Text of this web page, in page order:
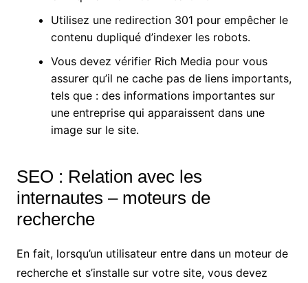
Utilisez une redirection 301 pour empêcher le
contenu dupliqué d’indexer les robots.
Vous devez vérifier Rich Media pour vous
assurer qu’il ne cache pas de liens importants,
tels que : des informations importantes sur
une entreprise qui apparaissent dans une
image sur le site.
SEO : Relation avec les
internautes – moteurs de
recherche
En fait, lorsqu’un utilisateur entre dans un moteur de
recherche et s’installe sur votre site, vous devez